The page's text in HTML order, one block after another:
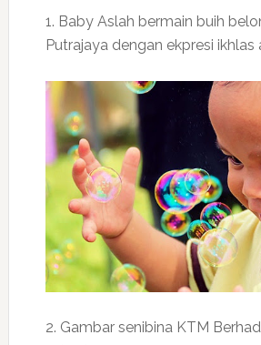
1. Baby Aslah bermain buih
Putrajaya dengan ekpresi ikhlas
2. Gambar senibina KTM